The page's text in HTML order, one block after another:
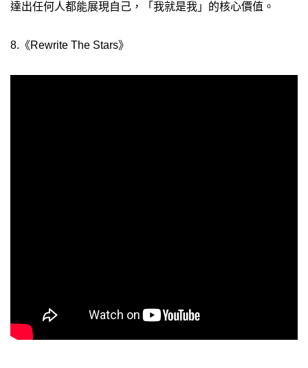
達出任何人都能展現自己，「我就是我」的核心價值。
8.《Rewrite The Stars》